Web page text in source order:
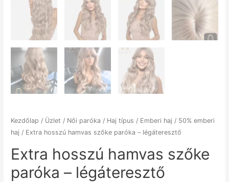
Kezdőlap / Üzlet / Női paróka / Haj típus / Emberi haj / 50% emberi
haj / Extra hosszú hamvas szőke paróka – légáteresztő
Extra hosszú hamvas szőke
paróka – légáteresztő